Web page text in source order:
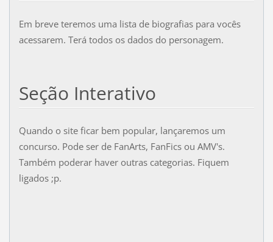
Em breve teremos uma lista de biografias para vocês
acessarem. Terá todos os dados do personagem.
Seção Interativo
Quando o site ficar bem popular, lançaremos um
concurso. Pode ser de FanArts, FanFics ou AMV's.
Também poderar haver outras categorias. Fiquem
ligados ;p.